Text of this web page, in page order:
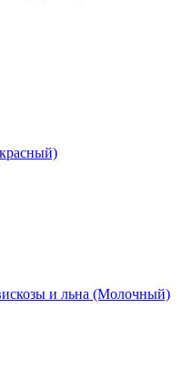
и льна (Молочный)